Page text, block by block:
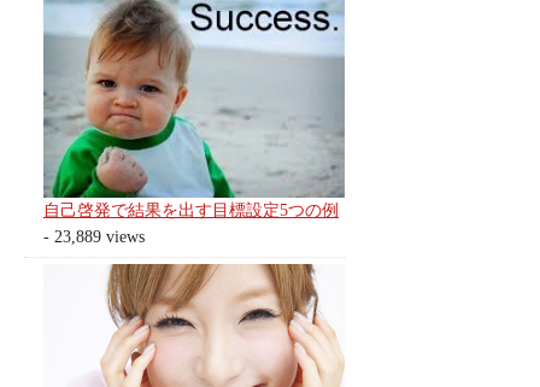
自己啓発で結果を出す目標設定5つの例
- 23,889 views